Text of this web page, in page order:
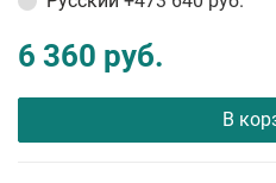
6 360 руб.
В